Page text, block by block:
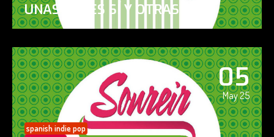
UNAS VECES SÍ Y OTRAS NO
05
May 25
spanish indie pop